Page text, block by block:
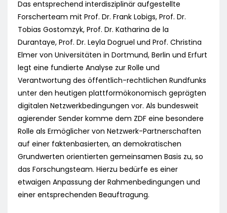
Das entsprechend interdisziplinär aufgestellte
Forscherteam mit Prof. Dr. Frank Lobigs, Prof. Dr.
Tobias Gostomzyk, Prof. Dr. Katharina de la
Durantaye, Prof. Dr. Leyla Dogruel und Prof. Christina
Elmer von Universitäten in Dortmund, Berlin und Erfurt
legt eine fundierte Analyse zur Rolle und
Verantwortung des öffentlich-rechtlichen Rundfunks
unter den heutigen plattformökonomisch geprägten
digitalen Netzwerkbedingungen vor. Als bundesweit
agierender Sender komme dem ZDF eine besondere
Rolle als Ermöglicher von Netzwerk-Partnerschaften
auf einer faktenbasierten, an demokratischen
Grundwerten orientierten gemeinsamen Basis zu, so
das Forschungsteam. Hierzu bedürfe es einer
etwaigen Anpassung der Rahmenbedingungen und
einer entsprechenden Beauftragung.